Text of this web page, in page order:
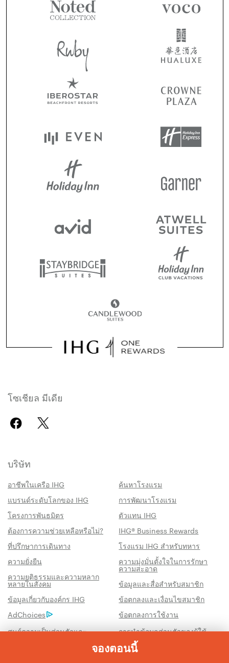
จองตอนนี้
โซเชียล มีเดีย
บริษัท
อาชีพในเครือ IHG
ค้นหาโรงแรม
แบรนด์ระดับโลกของ IHG
การพัฒนาโรงแรม
โครงการพันธมิตร
ตัวแทน IHG
ต้องการความช่วยเหลือหรือไม่?
IHG® Business Rewards
ที่ปรึกษาการเดินทาง
โรงแรม IHG สำหรับทหาร
ความยั่งยืน
ความมุ่งมั่นตั้งใจในการรักษา
ความสะอาด
ความยุติธรรมและความหลาก
หลายในสังคม
ข้อมูลและสื่อสำหรับสมาชิก
ข้อมูลเกี่ยวกับองค์กร IHG
ข้อตกลงและเงื่อนไขสมาชิก
AdChoices
ข้อตกลงการใช้งาน
ศูนย์ความเป็นส่วนตัวและ
การนำข้อมูลส่วนตัวของผู้ใช้
เว็บไซต์ไปขายต่อหรือเผยแพร่
ข้อเสนอแนะ
สิทธิประโชน์เมื่อจองกับเรา
การรับประกันห้องพักราคาดีที่สุด
เราสัญญาว่าคุณจะได้รับราคาต่ำที่สุดทาง
ออนไลน์ มิฉะนั้น เราจะปรับให้ตรงกับราคาที่ถูก